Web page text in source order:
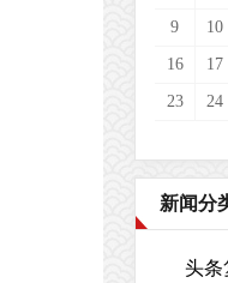
9 10
16 17
23 24
新闻分
头条